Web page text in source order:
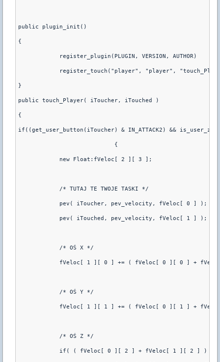
public plugin_init()
{
}
public touch_Player( iToucher, iTouched )
{
if((get_user_button(iToucher) & IN_ATTACK2) &&
			    {
	    new Float:fVeloc[ 2 ][ 3 ];
	    /* TUTAJ TE TWOJE TASKI */
	    pev( iToucher, pev_velocity, fVeloc[ 0 ] );
	    pev( iTouched, pev_velocity, fVeloc[ 1 ] );
	    /* OŚ X */
fVeloc[ 1 ][ 0 ] += ( fVeloc[ 0 ][ 0 ] +
	    /* OŚ Y */
fVeloc[ 1 ][ 1 ] += ( fVeloc[ 0 ][ 1 ] +
	    /* OŚ Z */
if( ( fVeloc[ 0 ][ 2 ] + fVeloc[ 1 ][ 2 ] )